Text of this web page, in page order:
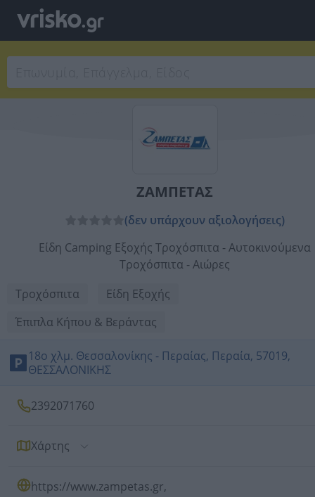
ΖΑΜΠΕΤΑΣ
(δεν υπάρχουν αξιολογήσεις)
Είδη Camping Εξοχής Τροχόσπιτα - Αυτοκινούμενα
Τροχόσπιτα - Αιώρες
Τροχόσπιτα
Είδη Εξοχής
Έπιπλα Κήπου & Βεράντας
18ο χλμ. Θεσσαλονίκης - Περαίας, Περαία, 57019,
ΘΕΣΣΑΛΟΝΙΚΗΣ
2392071760
Χάρτης
https://www.zampetas.gr,